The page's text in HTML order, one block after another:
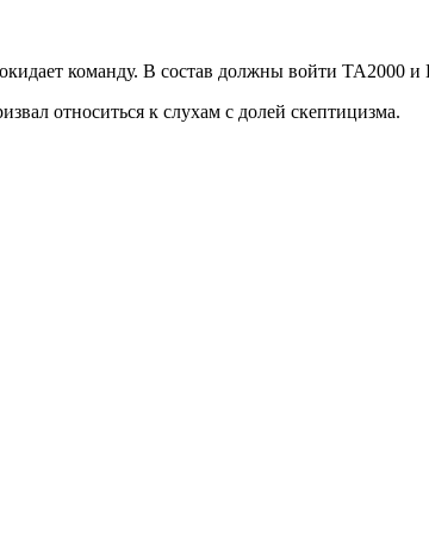
команду. В состав должны войти TA2000 и
относиться к слухам с долей скептицизма.